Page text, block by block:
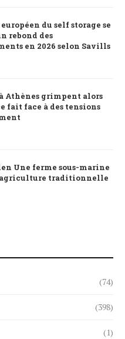
du self storage se
rebond des
en 2026 selon Savills
Athènes grimpent alors
fait face à des tensions
Une ferme sous-marine
traditionnelle
(74)
(398)
(1)